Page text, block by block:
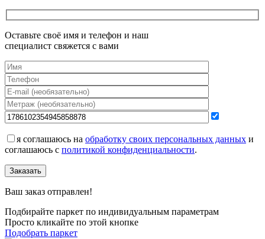
Оставьте своё имя и телефон и наш
специалист свяжется с вами
я соглашаюсь на обработку своих персональных данных и
соглашаюсь с политикой конфиденциальности.
Заказать
Ваш заказ отправлен!
Подбирайте паркет по индивидуальным параметрам
Просто кликайте по этой кнопке
Подобрать паркет